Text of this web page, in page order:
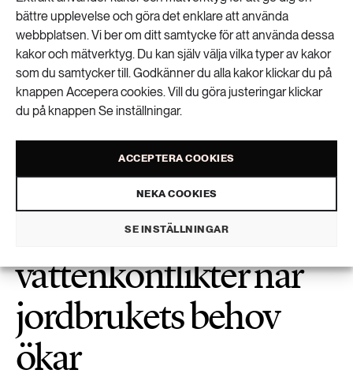
bättre upplevelse och göra det enklare att använda
webbplatsen. Vi ber om ditt samtycke för att använda dessa
kakor och mätverktyg. Du kan själv välja vilka typer av kakor
som du samtycker till. Godkänner du alla kakor klickar du på
knappen Accepera cookies. Vill du göra justeringar klickar
du på knappen Se inställningar.
ACCEPTERA COOKIES
NEKA COOKIES
SE INSTÄLLNINGAR
sjögräsängar
Stor risk för torr sommar
Risk för
vattenkonflikter när
jordbrukets behov
ökar